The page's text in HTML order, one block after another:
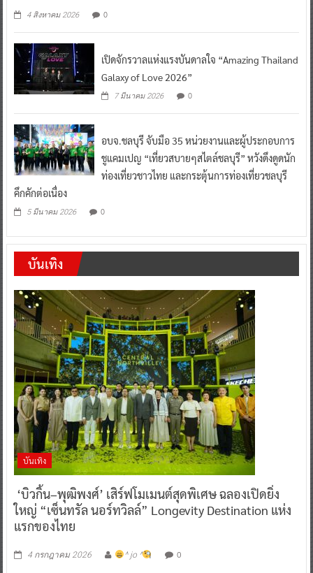
4 สิงหาคม 2026 0
เปิดจักรวาลแห่งแรงบันดาลใจ “Amazing Thailand
Galaxy of Love 2026”
7 มีนาคม 2026 0
อบจ.ชลบุรี จับมือ 35 หน่วยงานและผู้ประกอบการ
ชูแคมเปญ “เที่ยวสบายๆสไตล์ชลบุรี” หวังดึงดูดนัก
ท่องเที่ยวชาวไทย และกระตุ้นการท่องเที่ยวชลบุรี
คึกคักต่อเนื่อง
5 มีนาคม 2026 0
บันเทิง
บันเทิง
‘บิวกิ้น–พุฒิพงศ์’ เสิร์ฟโมเมนต์สุดพิเศษ ฉลองเปิดยิ่ง
ใหญ่ “เซ็นทรัล นอร์ทวิลล์” Longevity Destination แห่ง
แรกของไทย
4 กรกฎาคม 2026 ^ jo ^ 0